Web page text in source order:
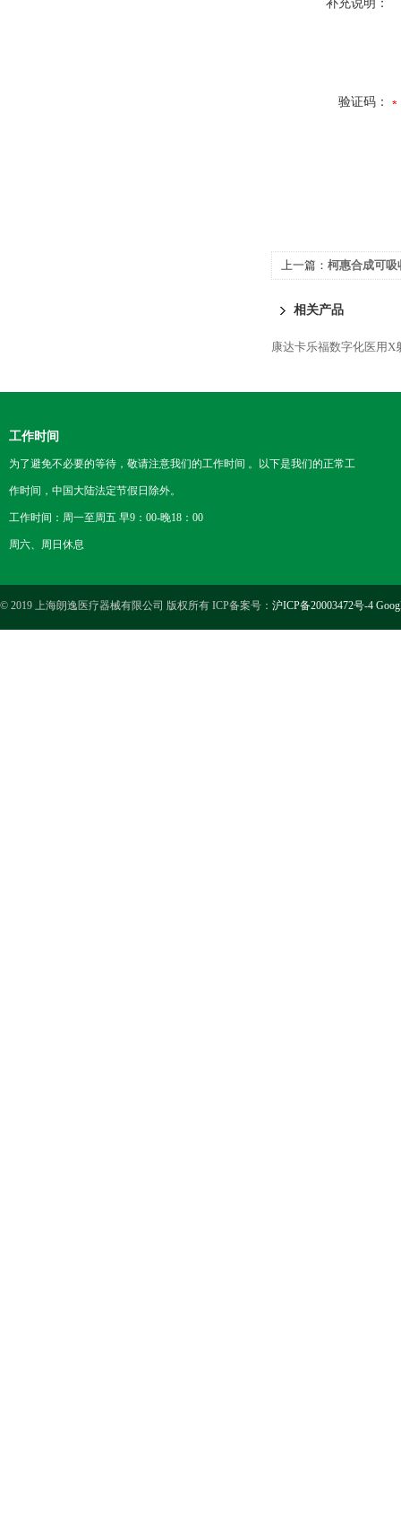
补充说明：
验证码：
上一篇： 柯惠合成可
相关产品
康达卡乐福数字化医用X
工作时间
为了避免不必要的等待，敬请注意我们的工作时间 。以下是我们的正常工
作时间，中国大陆法定节假日除外。
工作时间：周一至周五 早9：00-晚18：00
周六、周日休息
© 2019 上海朗逸医疗器械有限公司 版权所有 ICP备案号： 沪ICP备20003472号-4